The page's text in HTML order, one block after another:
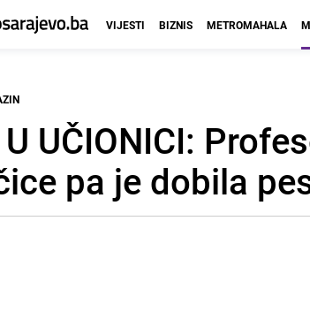
VIJESTI BIZNIS METROMAHALA
UČIONICI:
pa je dobila